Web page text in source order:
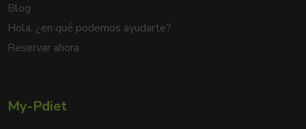
Blog
Hola, ¿en qué podemos ayudarte?
Reservar ahora
My-Pdiet